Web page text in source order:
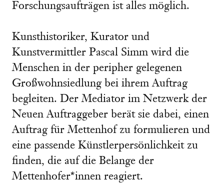
Forschungsaufträgen ist alles möglich.
Kunsthistoriker, Kurator und
Kunstvermittler Pascal Simm wird die
Menschen in der peripher gelegenen
Großwohnsiedlung bei ihrem Auftrag
begleiten. Der Mediator im Netzwerk der
Neuen Auftraggeber berät sie dabei, einen
Auftrag für Mettenhof zu formulieren und
eine passende Künstlerpersönlichkeit zu
finden, die auf die Belange der
Mettenhofer*innen reagiert.